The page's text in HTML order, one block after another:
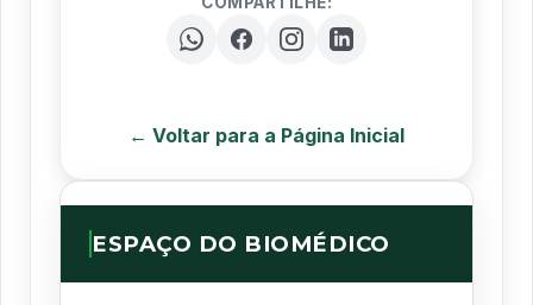
← Voltar para a Página Inicial
ESPAÇO DO BIOMÉDICO